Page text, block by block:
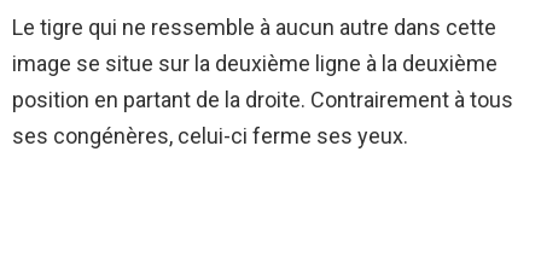
Le tigre qui ne ressemble à aucun autre dans cette
image se situe sur la deuxième ligne à la deuxième
position en partant de la droite. Contrairement à tous
ses congénères, celui-ci ferme ses yeux.